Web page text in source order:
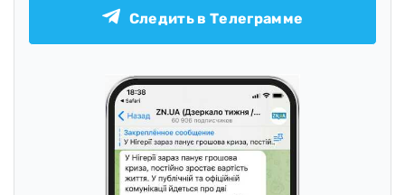
Следить в Телеграмме